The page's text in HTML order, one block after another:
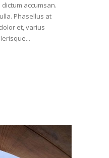
accumsan.
Phasellus at
et, varius